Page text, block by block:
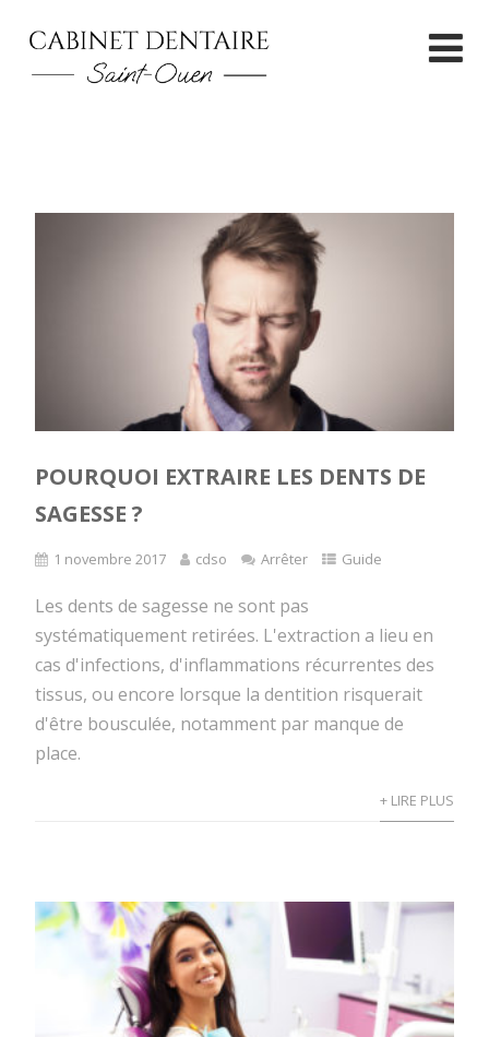
POURQUOI EXTRAIRE LES DENTS DE
SAGESSE ?
1 novembre 2017 cdso Arrêter Guide
Les dents de sagesse ne sont pas
systématiquement retirées. L'extraction a lieu en
cas d'infections, d'inflammations récurrentes des
tissus, ou encore lorsque la dentition risquerait
d'être bousculée, notamment par manque de
place.
+ LIRE PLUS